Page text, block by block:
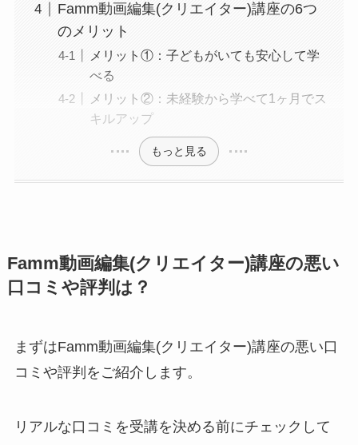
Famm動画編集(クリエイター)講座の6つ
のメリット
メリット①：子どもがいても安心して学
べる
メリット②：未経験から学べて1ヶ月でス
キルアップ
もっと見る
Famm動画編集(クリエイター)講座の悪い
口コミや評判は？
まずはFamm動画編集(クリエイター)講座の悪い口
コミや評判をご紹介します。
リアルな口コミを受講を決める前にチェックして